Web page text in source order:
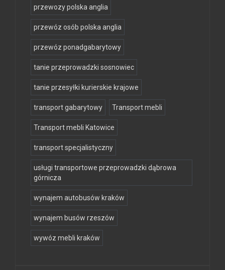
przewozy polska anglia
przewóz osób polska anglia
przewóz ponadgabarytowy
tanie przeprowadzki sosnowiec
tanie przesyłki kurierskie krajowe
transport gabarytowy Transport mebli
Transport mebli Katowice
transport specjalistyczny
usługi transportowe przeprowadzki dąbrowa
górnicza
wynajem autobusów kraków
wynajem busów rzeszów
wywóz mebli kraków